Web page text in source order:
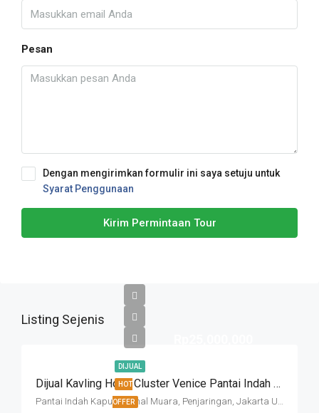
Pesan
Dengan mengirimkan formulir ini saya setuju untuk
Syarat Penggunaan
Kirim Permintaan Tour
Listing Sejenis
DIJUAL
HOT
OFFER
Dijual Kavling Hoek Cluster Venice Pantai Indah Kapuk
Pantai Indah Kapuk, Kamal Muara, Penjaringan, Jakarta Utara, Daerah Khusus Ibukota Jakarta, 14470, Indonesia